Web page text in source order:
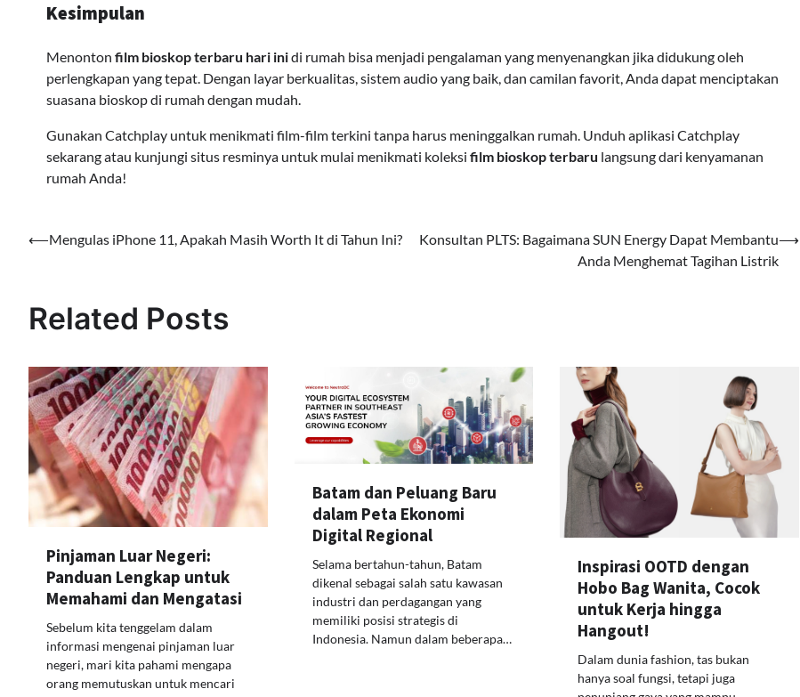
Kesimpulan
Menonton film bioskop terbaru hari inidi rumah bisa menjadi pengalaman yang menyenangkan jika didukung oleh
perlengkapan yang tepat. Dengan layar berkualitas, sistem audio yang baik, dan camilan favorit, Anda dapat menciptakan
suasana bioskop di rumah dengan mudah.
Gunakan Catchplay untuk menikmati film-film terkini tanpa harus meninggalkan rumah. Unduh aplikasi Catchplay
sekarang atau kunjungi situs resminya untuk mulai menikmati koleksi film bioskop terbaru langsung dari kenyamanan
rumah Anda!
Navigasi
⟵Mengulas iPhone 11, Apakah Masih Worth It di Tahun Ini?
Konsultan PLTS: Bagaimana SUN Energy Dapat Membantu
Anda Menghemat Tagihan Listrik
⟶
Related Posts
Pinjaman Luar Negeri:
Panduan Lengkap untuk
Memahami dan Mengatasi
Sebelum kita tenggelam dalam
informasi mengenai pinjaman luar
negeri, mari kita pahami mengapa
orang memutuskan untuk mencari
Batam dan Peluang Baru
dalam Peta Ekonomi
Digital Regional
Selama bertahun-tahun, Batam
dikenal sebagai salah satu kawasan
industri dan perdagangan yang
memiliki posisi strategis di
Indonesia. Namun dalam beberapa…
Inspirasi OOTD dengan
Hobo Bag Wanita, Cocok
untuk Kerja hingga
Hangout!
Dalam dunia fashion, tas bukan
hanya soal fungsi, tetapi juga